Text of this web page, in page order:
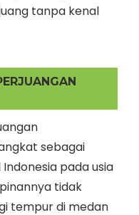
tanpa kenal
sebagai
pada usia
tidak
tempur di medan